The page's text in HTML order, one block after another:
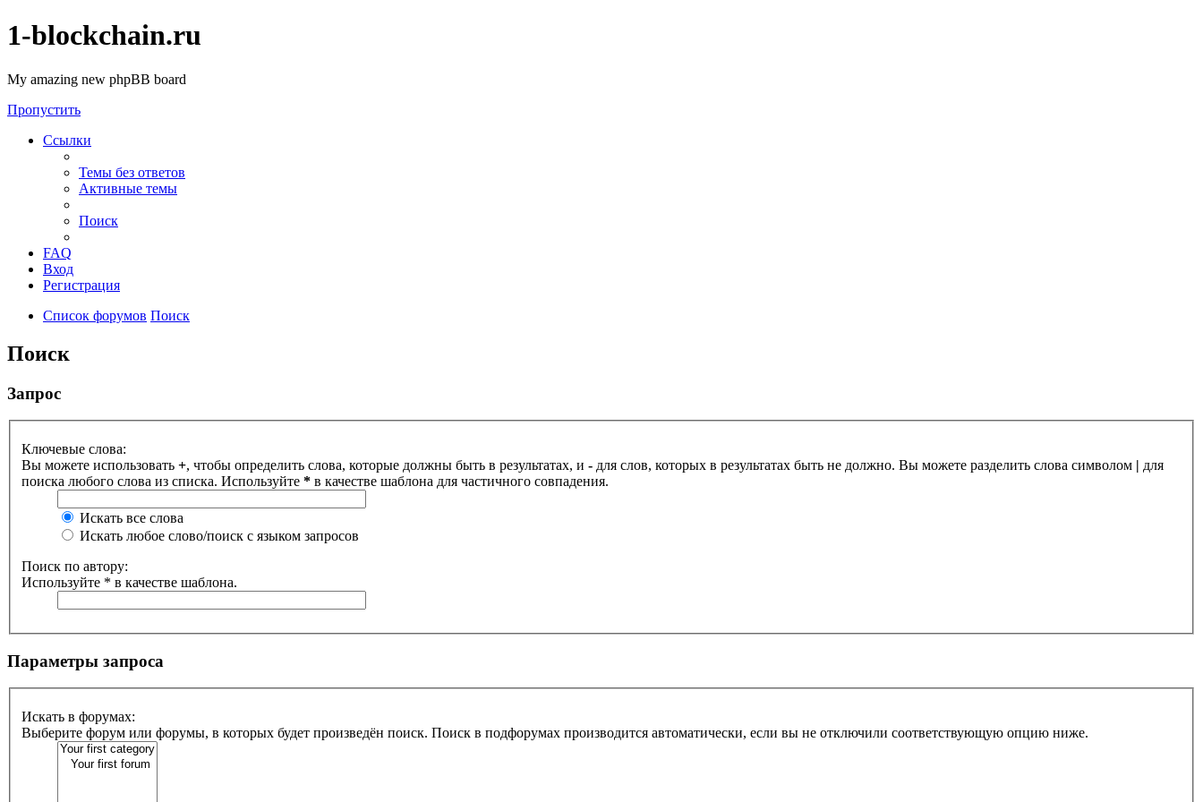
1-blockchain.ru
My amazing new phpBB board
Пропустить
Ссылки
Темы без ответов
Активные темы
Поиск
FAQ
Вход
Регистрация
Список форумов Поиск
Поиск
Запрос
Ключевые слова:
Вы можете использовать +, чтобы определить слова, которые должны быть в результатах, и - для слов, которых в результатах быть не должно. Вы можете разделить слова символом | для
поиска любого слова из списка. Используйте * в качестве шаблона для частичного совпадения.
Искать все слова
Искать любое слово/поиск с языком запросов
Поиск по автору:
Используйте * в качестве шаблона.
Параметры запроса
Искать в форумах:
Выберите форум или форумы, в которых будет произведён поиск. Поиск в подфорумах производится автоматически, если вы не отключили соответствующую опцию ниже.